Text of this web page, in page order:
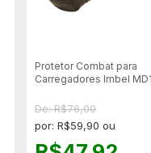
Protetor Combat para
Carregadores Imbel
De: R$76,00
por: R$59,90 ou